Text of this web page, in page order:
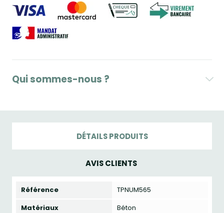
Qui sommes-nous ?
DÉTAILS PRODUITS
AVIS CLIENTS
Référence
TPNUM565
Matériaux
Béton